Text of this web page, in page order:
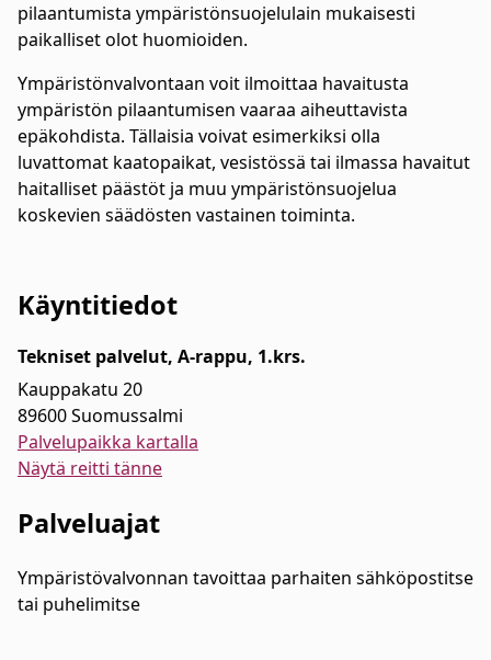
pilaantumista ympäristönsuojelulain mukaisesti
paikalliset olot huomioiden.
Ympäristönvalvontaan voit ilmoittaa havaitusta
ympäristön pilaantumisen vaaraa aiheuttavista
epäkohdista. Tällaisia voivat esimerkiksi olla
luvattomat kaatopaikat, vesistössä tai ilmassa havaitut
haitalliset päästöt ja muu ympäristönsuojelua
koskevien säädösten vastainen toiminta.
Käyntitiedot
Tekniset palvelut, A-rappu, 1.krs.
Kauppakatu 20
89600 Suomussalmi
Palvelupaikka kartalla
Näytä reitti tänne
Palveluajat
Ympäristövalvonnan tavoittaa parhaiten sähköpostitse
tai puhelimitse